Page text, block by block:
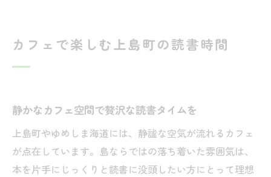
カフェで楽しむ上島町の読書時間
静かなカフェ空間で贅沢な読書タイムを
上島町やゆめしま海道には、静謐な空気が流れるカフェ
が点在しています。島ならではの落ち着いた雰囲気は、
本を片手にじっくりと読書に没頭したい方にとって理想